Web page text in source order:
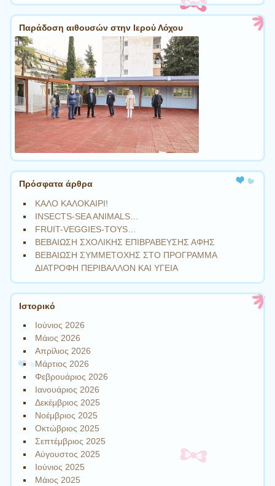
Παράδοση αιθουσών στην Ιερού Λόχου
Πρόσφατα άρθρα
ΚΑΛΟ ΚΑΛΟΚΑΙΡΙ!
INSECTS-SEA ANIMALS…
FRUIT-VEGGIES-TOYS…
ΒΕΒΑΙΩΣΗ ΣΧΟΛΙΚΗΣ ΕΠΙΒΡΑΒΕΥΣΗΣ ΑΦΗΣ
ΒΕΒΑΙΩΣΗ ΣΥΜΜΕΤΟΧΗΣ ΣΤΟ ΠΡΟΓΡΑΜΜΑ
ΔΙΑΤΡΟΦΗ ΠΕΡΙΒΑΛΛΟΝ ΚΑΙ ΥΓΕΙΑ
Ιστορικό
Ιούνιος 2026
Μάιος 2026
Απρίλιος 2026
Μάρτιος 2026
Φεβρουάριος 2026
Ιανουάριος 2026
Δεκέμβριος 2025
Νοέμβριος 2025
Οκτώβριος 2025
Σεπτέμβριος 2025
Αύγουστος 2025
Ιούνιος 2025
Μάιος 2025